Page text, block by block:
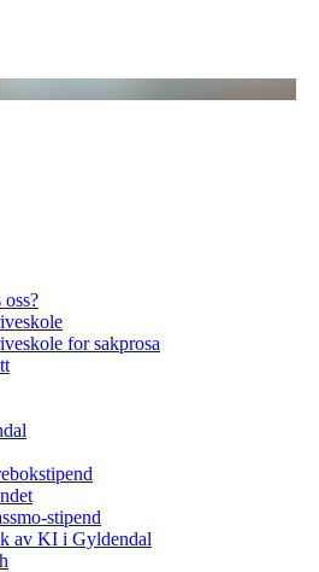
for sakprosa
stipend
av KI i Gyldendal